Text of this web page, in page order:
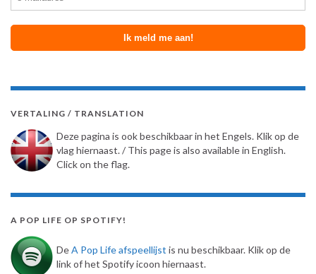
VERTALING / TRANSLATION
Deze pagina is ook beschikbaar in het Engels. Klik op de
vlag hiernaast. / This page is also available in English.
Click on the flag.
A POP LIFE OP SPOTIFY!
DeA Pop Life afspeellijst is nu beschikbaar. Klik op de
link of het Spotify icoon hiernaast.